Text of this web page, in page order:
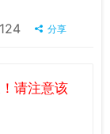
分享
请注意该